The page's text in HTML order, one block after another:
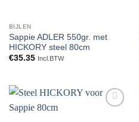
BIJLEN
Sappie ADLER 550gr. met
HICKORY steel 80cm
€35.35 Incl.BTW